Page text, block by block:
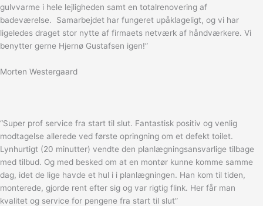
gulvvarme i hele lejligheden samt en totalrenovering af
badeværelse. Samarbejdet har fungeret upåklageligt, og vi har
ligeledes draget stor nytte af firmaets netværk af håndværkere. Vi
benytter gerne Hjernø Gustafsen igen!”
Morten Westergaard
“Super prof service fra start til slut. Fantastisk positiv og venlig
modtagelse allerede ved første opringning om et defekt toilet.
Lynhurtigt (20 minutter) vendte den planlægningsansvarlige tilbage
med tilbud. Og med besked om at en montør kunne komme samme
dag, idet de lige havde et hul i i planlægningen. Han kom til tiden,
monterede, gjorde rent efter sig og var rigtig flink. Her får man
kvalitet og service for pengene fra start til slut”